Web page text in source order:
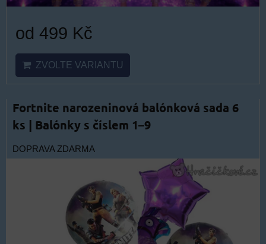
od 499 Kč
ZVOLTE VARIANTU
Fortnite narozeninová balónková sada 6
ks | Balónky s číslem 1–9
DOPRAVA ZDARMA